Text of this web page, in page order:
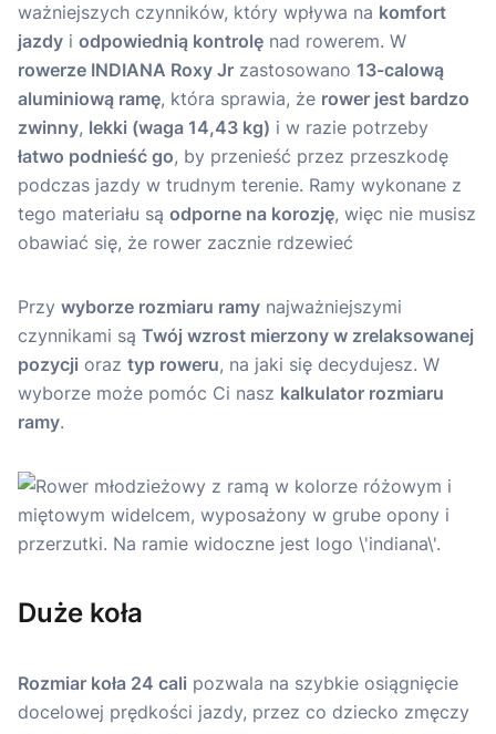
ważniejszych czynników, który wpływa na komfort
jazdy i odpowiednią kontrolę nad rowerem. W
rowerze INDIANA Roxy Jr zastosowano 13-calową
aluminiową ramę, która sprawia, że rower jest bardzo
zwinny, lekki (waga 14,43 kg) i w razie potrzeby
łatwo podnieść go, by przenieść przez przeszkodę
podczas jazdy w trudnym terenie. Ramy wykonane z
tego materiału są odporne na korozję, więc nie musisz
obawiać się, że rower zacznie rdzewieć
Przy wyborze rozmiaru ramy najważniejszymi
czynnikami są Twój wzrost mierzony w zrelaksowanej
pozycji oraz typ roweru, na jaki się decydujesz. W
wyborze może pomóc Ci nasz kalkulator rozmiaru
ramy.
Duże koła
Rozmiar koła 24 cali pozwala na szybkie osiągnięcie
docelowej prędkości jazdy, przez co dziecko zmęczy